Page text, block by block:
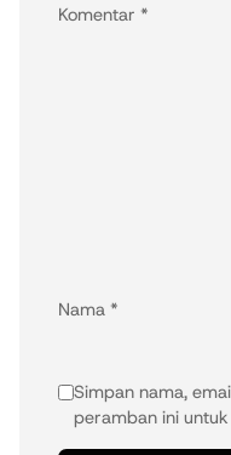
Komentar *
Nama *
Simpan nama,
peramban ini